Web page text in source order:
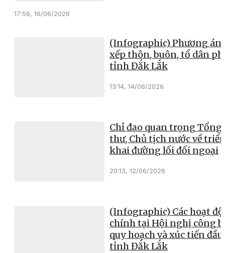
17:56, 16/06/2026
(Infographic) Phương án
xếp thôn, buôn, tổ dân
tỉnh Đắk Lắk
13:14, 14/06/2026
Chỉ đạo quan trọng Tổng
thư, Chủ tịch nước về
khai đường lối đối ngoại
20:13, 12/06/2026
(Infographic) Các hoạt
chính tại Hội nghị công
quy hoạch và xúc tiến
tỉnh Đắk Lắk